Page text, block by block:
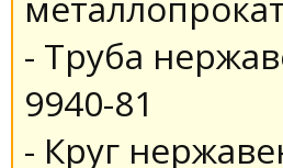
- Труба
9940-81
- Круг